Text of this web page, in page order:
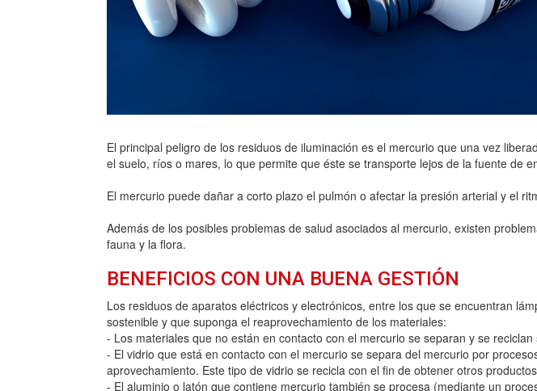
El principal peligro de los residuos de iluminación es el mercurio que una vez
el suelo, ríos o mares, lo que permite que éste se transporte lejos de la fuente de
El mercurio puede dañar a corto plazo el pulmón o afectar la presión arterial y el
Además de los posibles problemas de salud asociados al mercurio, existen
fauna y la flora.
BENEFICIOS CON UNA BUENA GESTIÓN
Los residuos de aparatos eléctricos y electrónicos, entre los que se encuentran
sostenible y que suponga el reaprovechamiento de los materiales:
- Los materiales que no están en contacto con el mercurio se separan y se
- El vidrio que está en contacto con el mercurio se separa del mercurio por
aprovechamiento. Este tipo de vidrio se recicla con el fin de obtener otros
- El aluminio o latón que contiene mercurio también se procesa (mediante un